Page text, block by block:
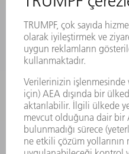
LAZER
ELEKTRIKLI ALETLER
SMART FACTORY
YAZILIM
SERVISLER
UYGULAMALAR
SEKTÖRLER
ŞIRKET
KARIYER
SUNULAN POZISYONLAR
ŞIRKET PROFILI
YÖNETIM